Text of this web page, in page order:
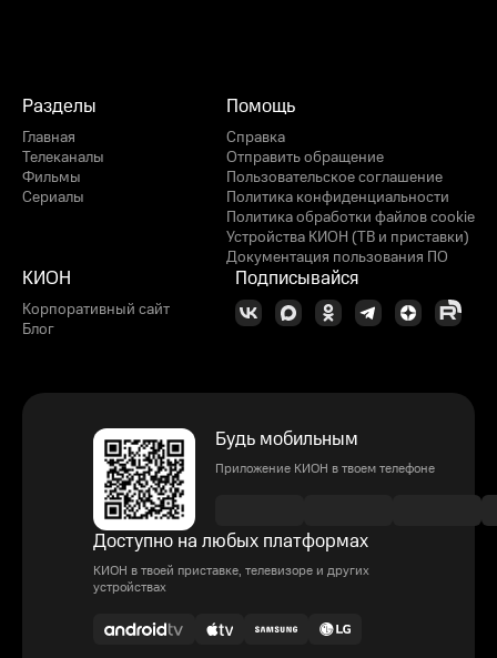
Разделы
Главная
Телеканалы
Фильмы
Сериалы
Помощь
Справка
Отправить обращение
Пользовательское соглашение
Политика конфиденциальности
Политика обработки файлов cookie
Устройства КИОН (ТВ и приставки)
Документация пользования ПО
КИОН
Корпоративный сайт
Блог
Подписывайся
Будь мобильным
Приложение КИОН в твоем телефоне
Доступно на любых платформах
КИОН в твоей приставке, телевизоре и других
устройствах